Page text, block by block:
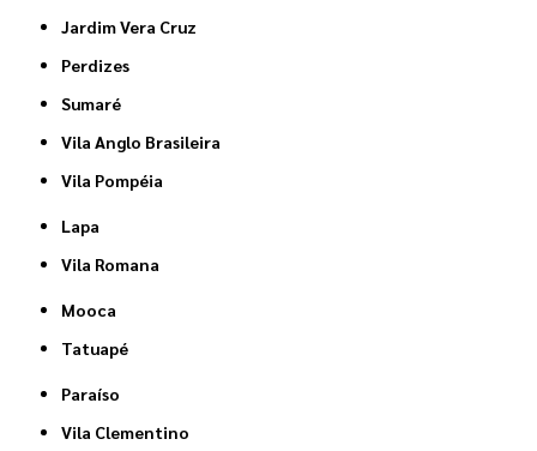
Jardim Vera Cruz
Perdizes
Sumaré
Vila Anglo Brasileira
Vila Pompéia
Lapa
Vila Romana
Mooca
Tatuapé
Paraíso
Vila Clementino